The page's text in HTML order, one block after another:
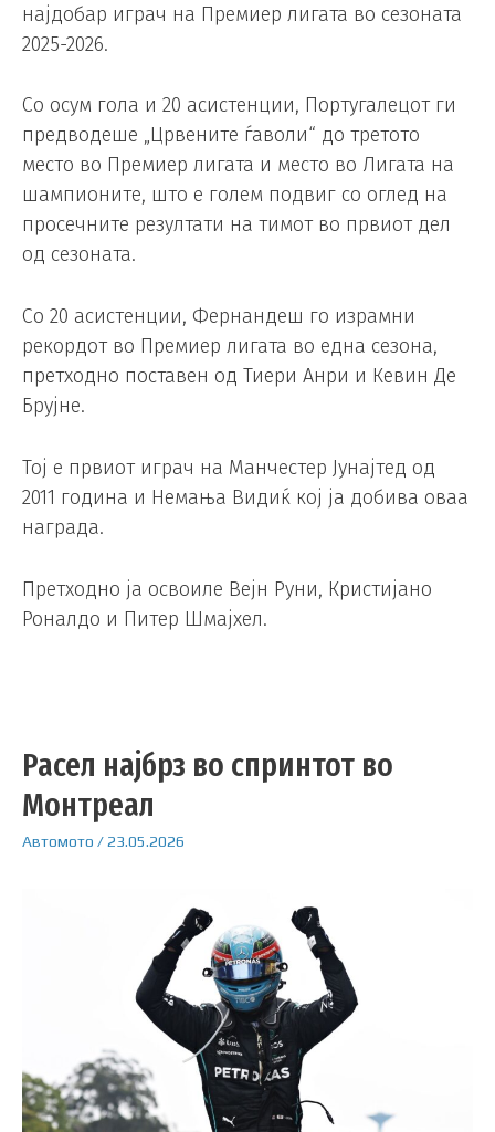
најдобар играч на Премиер лигата во сезоната
2025-2026.
Со осум гола и 20 асистенции, Португалецот ги
предводеше „Црвените ѓаволи“ до третото
место во Премиер лигата и место во Лигата на
шампионите, што е голем подвиг со оглед на
просечните резултати на тимот во првиот дел
од сезоната.
Со 20 асистенции, Фернандеш го израмни
рекордот во Премиер лигата во една сезона,
претходно поставен од Тиери Анри и Кевин Де
Брујне.
Тој е првиот играч на Манчестер Јунајтед од
2011 година и Немања Видиќ кој ја добива оваа
награда.
Претходно ја освоиле Вејн Руни, Кристијано
Роналдо и Питер Шмајхел.
Расел најбрз во спринтот во
Монтреал
Автомото /23.05.2026